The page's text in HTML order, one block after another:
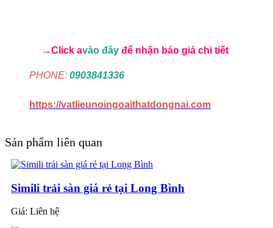
→Click avào đây để nhận báo giá chi tiết
PHONE: 0903841336
https://vatlieunoingoaithatdongnai.com
Sản phẩm liên quan
Simili trải sàn giá rẻ tại Long Bình
Giá: Liên hệ